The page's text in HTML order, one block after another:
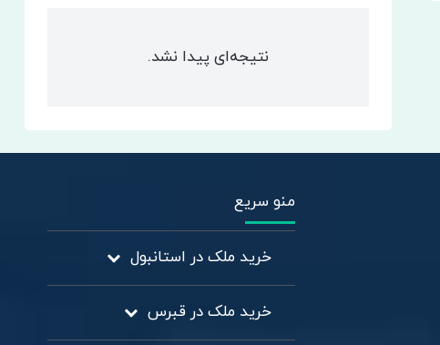
نتیجه‌ای پیدا نشد.
منو سریع
خرید ملک در استانبول
خرید ملک در قبرس